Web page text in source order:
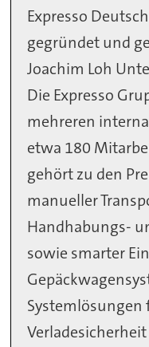
Expresso
gegründet und
Joachim Loh
Die Expresso
mehreren
etwa 180
gehört zu den
manueller
Handhabungs-
sowie smarter
Systemlösungen